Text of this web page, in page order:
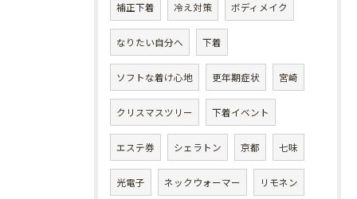
補正下着 冷え対策 ボディメイク
なりたい自分へ 下着
ソフトな着け心地 更年期症状 宮崎
クリスマスツリー 下着イベント
エステ券 シェラトン 京都 七味
光電子 ネックウォーマー リモネン